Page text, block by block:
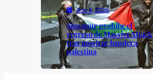
Ago 6, 2026
Singapur prohíbe el
regreso de Massive Attack
tras mostrar bandera
palestina